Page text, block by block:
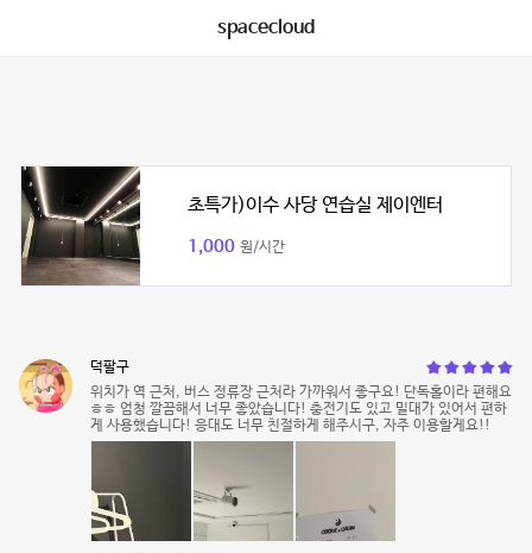
spacecloud
초특가)이수 사당 연습실 제이엔터
1,000 원/시간
덕팔구
위치가 역 근처, 버스 정류장 근처라 가까워서 좋구요! 단독홀이라 편해요
ㅎㅎ 엄청 깔끔해서 너무 좋았습니다! 충전기도 있고 밀대가 있어서 편하
게 사용했습니다! 응대도 너무 친절하게 해주시구, 자주 이용할게요!!